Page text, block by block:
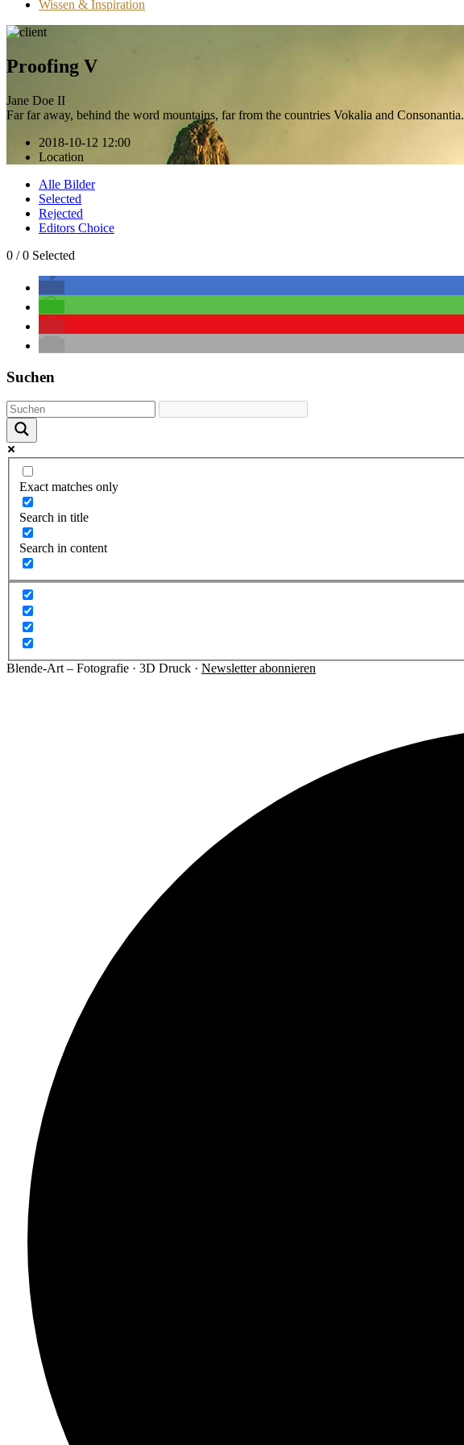
Wissen & Inspiration
Proofing V
Jane Doe II
Far far away, behind the word mountains, far from the countries Vokalia and Consonantia.
2018-10-12 12:00
Location
Alle Bilder
Selected
Rejected
Editors Choice
0 /0 Selected
Suchen
Exact matches only
Search in title
Search in content
Blende-Art – Fotografie · 3D Druck · Newsletter abonnieren